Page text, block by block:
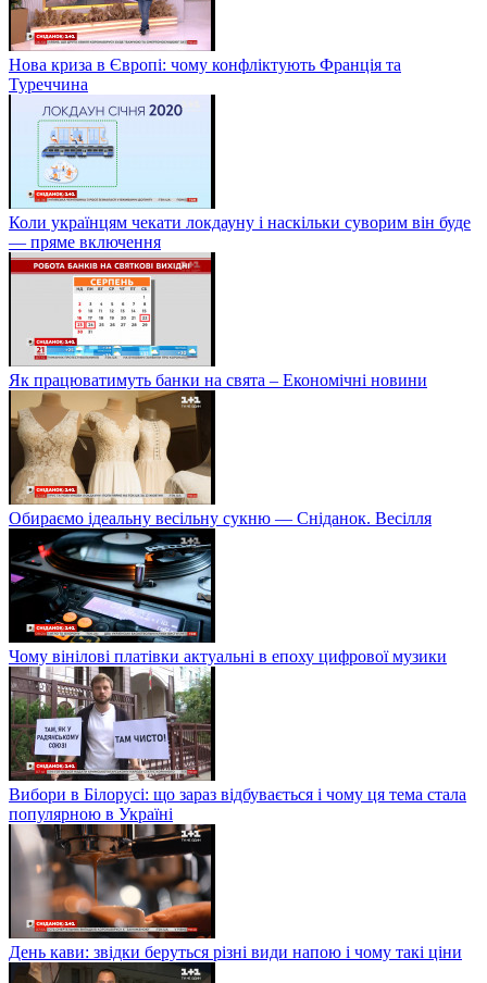
Нова криза в Європі: чому конфліктують Франція та
Туреччина
Коли українцям чекати локдауну і наскільки суворим він буде
— пряме включення
Як працюватимуть банки на свята – Економічні новини
Обираємо ідеальну весільну сукню — Сніданок. Весілля
Чому вінілові платівки актуальні в епоху цифрової музики
Вибори в Білорусі: що зараз відбувається і чому ця тема стала
популярною в Україні
День кави: звідки беруться різні види напою і чому такі ціни